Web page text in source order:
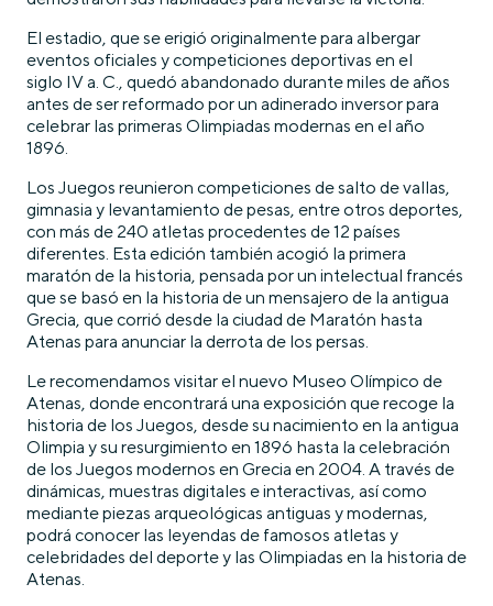
El estadio, que se erigió originalmente para albergar
eventos oficiales y competiciones deportivas en el
siglo IV a. C., quedó abandonado durante miles de años
antes de ser reformado por un adinerado inversor para
celebrar las primeras Olimpiadas modernas en el año
1896.
Los Juegos reunieron competiciones de salto de vallas,
gimnasia y levantamiento de pesas, entre otros deportes,
con más de 240 atletas procedentes de 12 países
diferentes. Esta edición también acogió la primera
maratón de la historia, pensada por un intelectual francés
que se basó en la historia de un mensajero de la antigua
Grecia, que corrió desde la ciudad de Maratón hasta
Atenas para anunciar la derrota de los persas.
Le recomendamos visitar el nuevo Museo Olímpico de
Atenas, donde encontrará una exposición que recoge la
historia de los Juegos, desde su nacimiento en la antigua
Olimpia y su resurgimiento en 1896 hasta la celebración
de los Juegos modernos en Grecia en 2004. A través de
dinámicas, muestras digitales e interactivas, así como
mediante piezas arqueológicas antiguas y modernas,
podrá conocer las leyendas de famosos atletas y
celebridades del deporte y las Olimpiadas en la historia de
Atenas.